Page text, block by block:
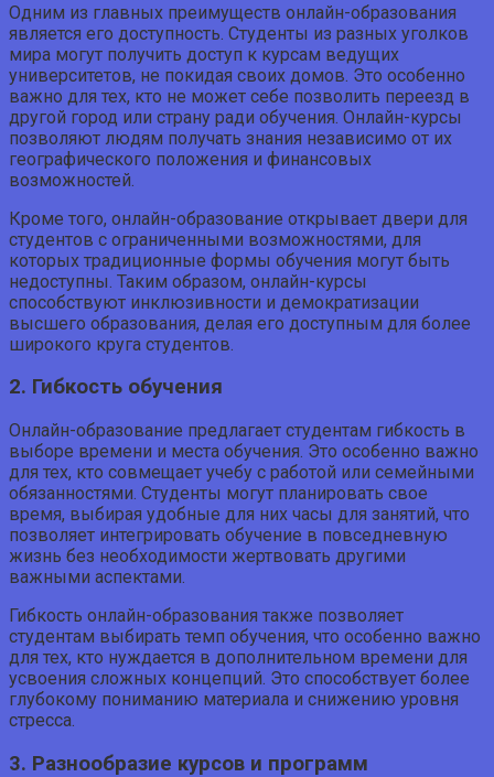
Одним из главных преимуществ онлайн-образования
является его доступность. Студенты из разных уголков
мира могут получить доступ к курсам ведущих
университетов, не покидая своих домов. Это особенно
важно для тех, кто не может себе позволить переезд в
другой город или страну ради обучения. Онлайн-курсы
позволяют людям получать знания независимо от их
географического положения и финансовых
возможностей.
Кроме того, онлайн-образование открывает двери для
студентов с ограниченными возможностями, для
которых традиционные формы обучения могут быть
недоступны. Таким образом, онлайн-курсы
способствуют инклюзивности и демократизации
высшего образования, делая его доступным для более
широкого круга студентов.
2. Гибкость обучения
Онлайн-образование предлагает студентам гибкость в
выборе времени и места обучения. Это особенно важно
для тех, кто совмещает учебу с работой или семейными
обязанностями. Студенты могут планировать свое
время, выбирая удобные для них часы для занятий, что
позволяет интегрировать обучение в повседневную
жизнь без необходимости жертвовать другими
важными аспектами.
Гибкость онлайн-образования также позволяет
студентам выбирать темп обучения, что особенно важно
для тех, кто нуждается в дополнительном времени для
усвоения сложных концепций. Это способствует более
глубокому пониманию материала и снижению уровня
стресса.
3. Разнообразие курсов и программ